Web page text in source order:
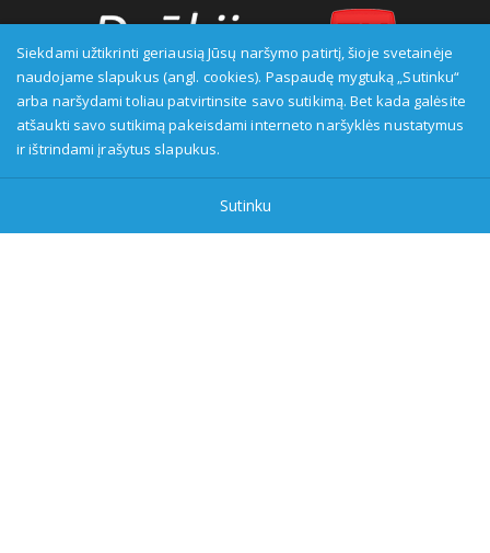
Transliuotojas: VšĮ Alytaus regioninė televizija, įmonės kodas:
149916583, adresas: Kranto g. 33, LT-62147 Alytus, priežiūros
www.etikoskomisija.lt. Informacija apie galimus pažeidimus gali
būti teikiama Lietuvos radijo ir televizijos komisijai (www.rtk.lt)
Siekdami užtikrinti geriausią Jūsų naršymo patirtį, šioje svetainėje
naudojame slapukus (angl. cookies). Paspaudę mygtuką „Sutinku“
arba naršydami toliau patvirtinsite savo sutikimą. Bet kada galėsite
atšaukti savo sutikimą pakeisdami interneto naršyklės nustatymus
ir ištrindami įrašytus slapukus.
Sutinku